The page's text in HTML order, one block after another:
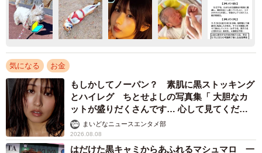
気になる お金
もしかしてノーパン？ 素肌に黒ストッキング
とハイレグ ちとせよしの写真集「 大胆なカ
ットが盛りだくさんです… 心して見てくださ
い」まいどなニュースエンタメ部
2026.08.08
はだけた黒キャミからあふれるマシュマロ 一